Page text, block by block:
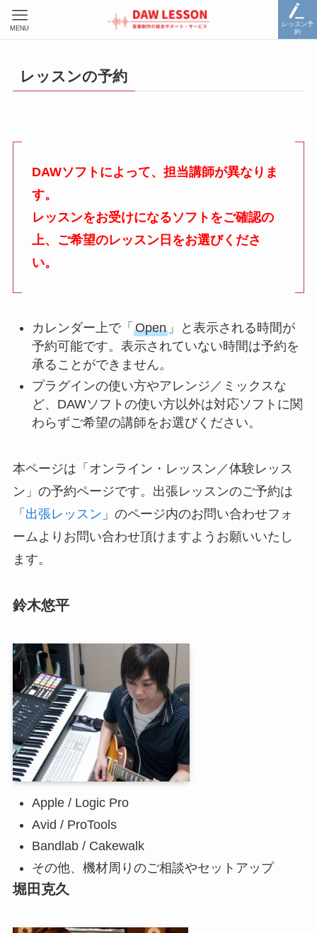
レッスン予
約
MENU
レッスンの予約
DAWソフトによって、担当講師が異なりま
す。
レッスンをお受けになるソフトをご確認の
上、ご希望のレッスン日をお選びくださ
い。
カレンダー上で「 Open」と表示される時間が
予約可能です。表示されていない時間は予約を
承ることができません。
プラグインの使い方やアレンジ／ミックスな
ど、DAWソフトの使い方以外は対応ソフトに関
わらずご希望の講師をお選びください。
本ページは「オンライン・レッスン／体験レッス
ン」の予約ページです。出張レッスンのご予約は
「 出張レッスン 」のページ内のお問い合わせフォ
ームよりお問い合わせ頂けますようお願いいたし
ます。
鈴木悠平
Apple / Logic Pro
Avid / ProTools
Bandlab / Cakewalk
その他、機材周りのご相談やセットアップ
堀田克久